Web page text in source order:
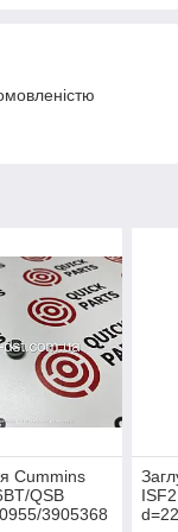
Cummins
QSB
3905368